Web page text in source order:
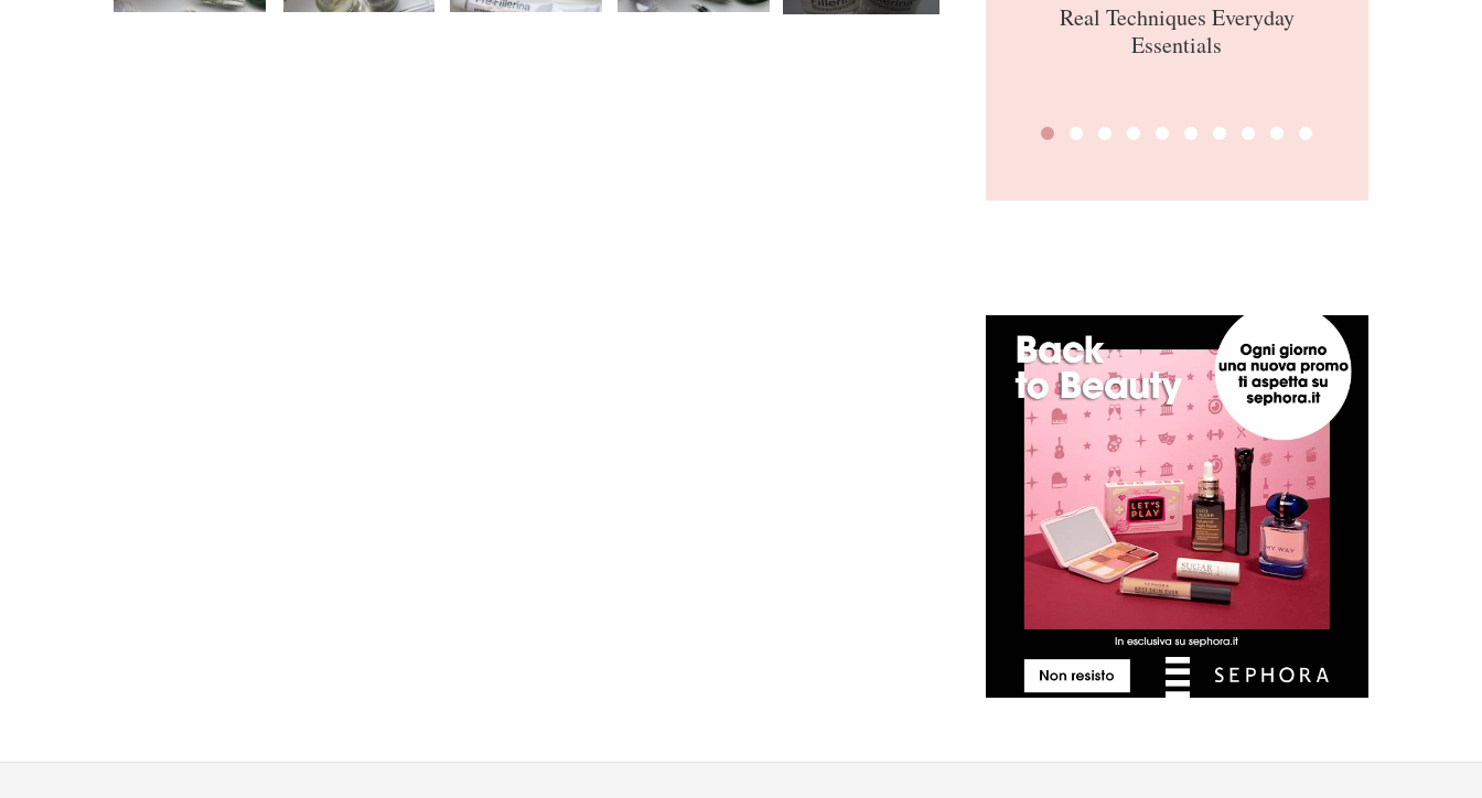
Real Techniques Everyday
Essentials